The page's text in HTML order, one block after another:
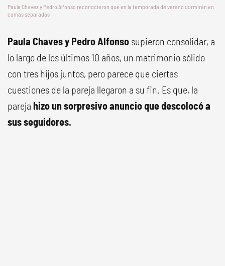
Paula Chavez y Pedro Alfonso reconocieron que en la temporada de verano dormirán en
camas separadas
Paula Chaves y Pedro Alfonso supieron consolidar, a
lo largo de los últimos 10 años, un matrimonio sólido
con tres hijos juntos, pero parece que ciertas
cuestiones de la pareja llegaron a su fin. Es que, la
pareja hizo un sorpresivo anuncio que descolocó a
sus seguidores.